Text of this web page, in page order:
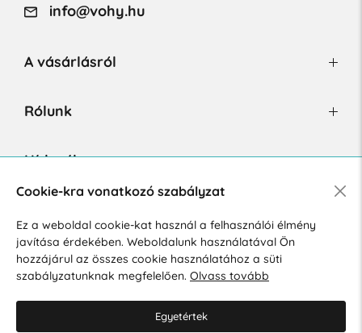
info@vohy.hu
A vásárlásról
Rólunk
Hírlevél
Hozzájárulok a személyes adatok marketing célú kezeléséhez.
Személyes adatok védelmére vonatkozó szabályzat.
Cookie-kra vonatkozó szabályzat
Ez a weboldal cookie-kat használ a felhasználói élmény
javítása érdekében. Weboldalunk használatával Ön
hozzájárul az összes cookie használatához a süti
szabályzatunknak megfelelően. Olvass tovább
Egyetértek